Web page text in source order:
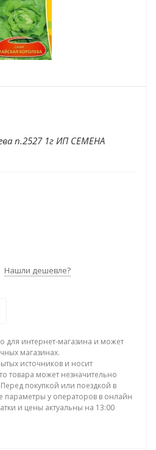
п.2527 1г ИП СЕМЕНА
Нашли дешевле?
для интернет-магазина и может
магазинах.
источников и носит
товара может незначительно
покупкой или поездкой в
параметры у операторов в онлайн
и цены актуальны на 13:00